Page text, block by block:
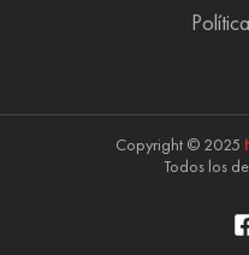
Copyright © 2025
Todos los